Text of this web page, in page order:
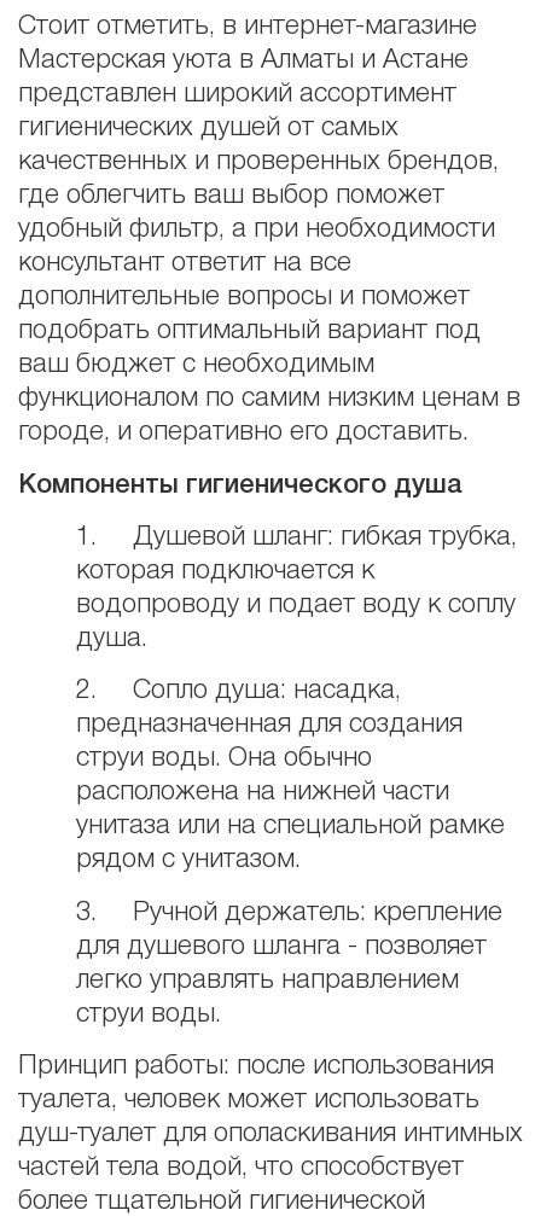
Стоит отметить, в интернет-магазине
Мастерская уюта в Алматы и Астане
представлен широкий ассортимент
гигиенических душей от самых
качественных и проверенных брендов,
где облегчить ваш выбор поможет
удобный фильтр, а при необходимости
консультант ответит на все
дополнительные вопросы и поможет
подобрать оптимальный вариант под
ваш бюджет с необходимым
функционалом по самим низким ценам в
городе, и оперативно его доставить.
Компоненты гигиенического душа
1. Душевой шланг: гибкая трубка,
которая подключается к
водопроводу и подает воду к соплу
душа.
2. Сопло душа: насадка,
предназначенная для создания
струи воды. Она обычно
расположена на нижней части
унитаза или на специальной рамке
рядом с унитазом.
3. Ручной держатель: крепление
для душевого шланга - позволяет
легко управлять направлением
струи воды.
Принцип работы: после использования
туалета, человек может использовать
душ-туалет для ополаскивания интимных
частей тела водой, что способствует
более тщательной гигиенической